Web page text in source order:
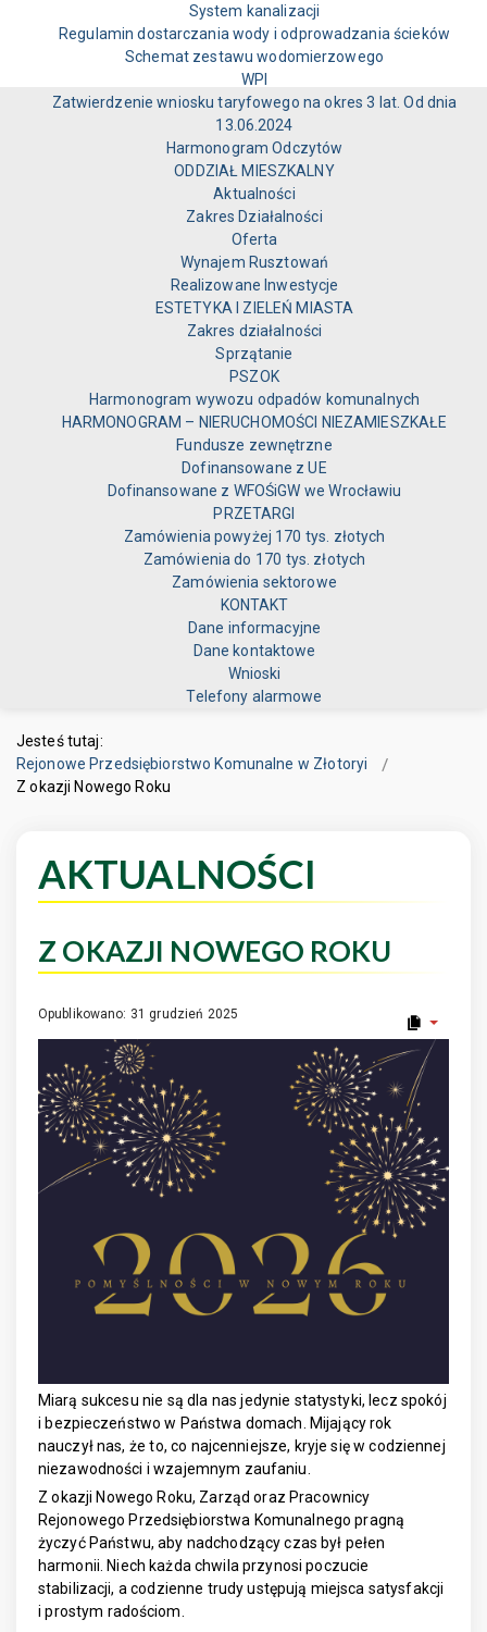
System kanalizacji
Regulamin dostarczania wody i odprowadzania ścieków
Schemat zestawu wodomierzowego
WPI
Zatwierdzenie wniosku taryfowego na okres 3 lat. Od dnia
13.06.2024
Harmonogram Odczytów
ODDZIAŁ MIESZKALNY
Aktualności
Zakres Działalności
Oferta
Wynajem Rusztowań
Realizowane Inwestycje
ESTETYKA I ZIELEŃ MIASTA
Zakres działalności
Sprzątanie
PSZOK
Harmonogram wywozu odpadów komunalnych
HARMONOGRAM – NIERUCHOMOŚCI NIEZAMIESZKAŁE
Fundusze zewnętrzne
Dofinansowane z UE
Dofinansowane z WFOŚiGW we Wrocławiu
PRZETARGI
Zamówienia powyżej 170 tys. złotych
Zamówienia do 170 tys. złotych
Zamówienia sektorowe
KONTAKT
Dane informacyjne
Dane kontaktowe
Wnioski
Telefony alarmowe
Jesteś tutaj:
Rejonowe Przedsiębiorstwo Komunalne w Złotoryi
Z okazji Nowego Roku
AKTUALNOŚCI
Z OKAZJI NOWEGO ROKU
Opublikowano: 31 grudzień 2025
Miarą sukcesu nie są dla nas jedynie statystyki, lecz spokój
i bezpieczeństwo w Państwa domach. Mijający rok
nauczył nas, że to, co najcenniejsze, kryje się w codziennej
niezawodności i wzajemnym zaufaniu.
Z okazji Nowego Roku, Zarząd oraz Pracownicy
Rejonowego Przedsiębiorstwa Komunalnego pragną
życzyć Państwu, aby nadchodzący czas był pełen
harmonii. Niech każda chwila przynosi poczucie
stabilizacji, a codzienne trudy ustępują miejsca satysfakcji
i prostym radościom.